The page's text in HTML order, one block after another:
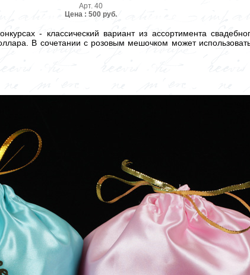
Арт. 40
Цена : 500 руб.
- классический вариант из ассортимента
В сочетании с розовым мешочком может